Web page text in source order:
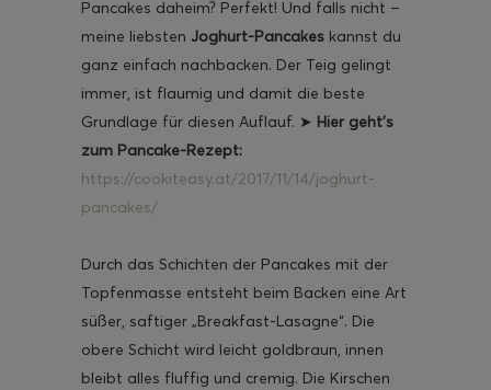
Eis am Stil
Pancakes daheim? Perfekt! Und falls nicht –
meine liebsten Joghurt-Pancakes kannst du
ganz einfach nachbacken. Der Teig gelingt
immer, ist flaumig und damit die beste
Grundlage für diesen Auflauf. ➤ Hier geht’s
zum Pancake-Rezept:
https://cookiteasy.at/2017/11/14/joghurt-
pancakes/
Durch das Schichten der Pancakes mit der
Topfenmasse entsteht beim Backen eine Art
süßer, saftiger „Breakfast-Lasagne“. Die
obere Schicht wird leicht goldbraun, innen
bleibt alles fluffig und cremig. Die Kirschen